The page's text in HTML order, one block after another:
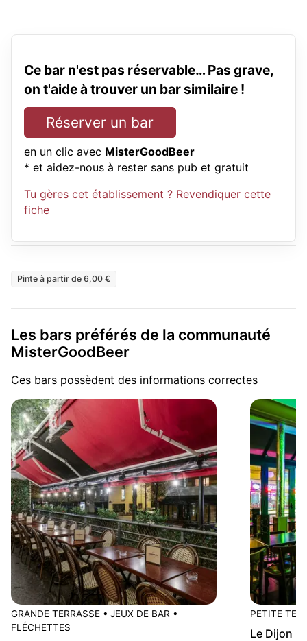
Ce bar n'est pas réservable… Pas grave,
on t'aide à trouver un bar similaire !
Réserver un bar
en un clic avec MisterGoodBeer
* et aidez-nous à rester sans pub et gratuit
Tu gères cet établissement ? Revendiquer cette
fiche
Pinte à partir de 6,00 €
Les bars préférés de la communauté
MisterGoodBeer
Ces bars possèdent des informations correctes
GRANDE TERRASSE • JEUX DE BAR •
FLÉCHETTES
PETITE
Le Dijon